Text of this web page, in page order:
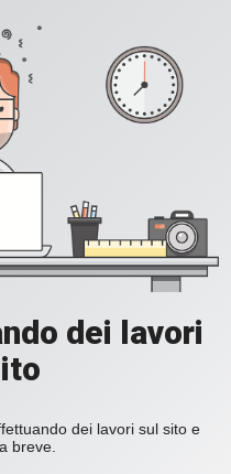
dei lavori
dei lavori sul sito e
breve.